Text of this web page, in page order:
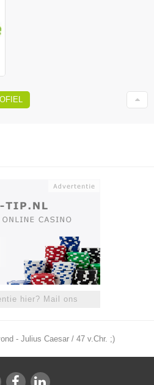
hier? Mail ons
- Julius Caesar / 47 v.Chr. ;)